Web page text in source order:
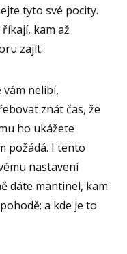
tyto své pocity.
kam až
zajít.
vám nelíbí,
znát čas, že
ho ukážete
požádá. I tento
nastavení
dáte mantinel, kam
a kde je to